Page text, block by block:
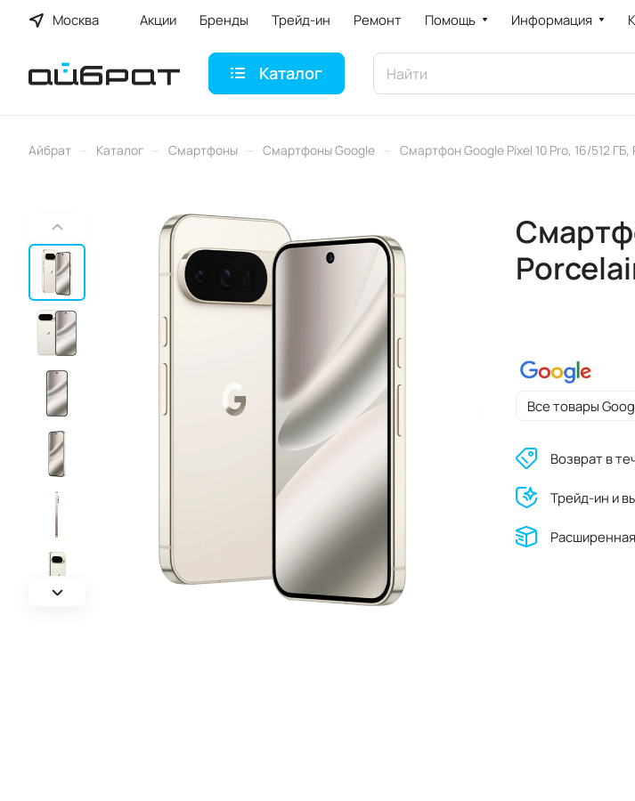
Москва Акции Бренды Трейд-ин Ремонт Помощь Информация
Каталог
Айбрат – Каталог – Смартфоны – Смартфоны Google – Смартфон Google Pixel 10 Pro, 16/512
Все товары
Возврат в
Трейд-ин и